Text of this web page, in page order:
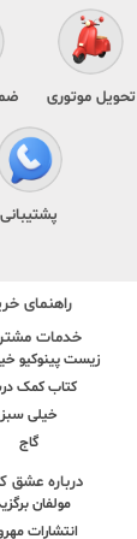
تحویل موتوری
پشتیبانی
راهنمای
خدمات
زیست پینوکیو
کتاب کمک
خیلی سبز
گاج
درباره عشق
مولفان
انتشارات